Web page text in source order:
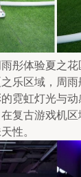
彤体验夏之
乐区域，周
霓虹灯光与
复古游戏机
性。